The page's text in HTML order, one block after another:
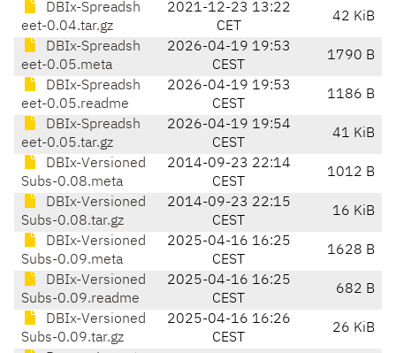
DBIx-Spreadsh
eet-0.04.tar.gz
2021-12-23 13:22
CET
42 KiB
DBIx-Spreadsh
eet-0.05.meta
2026-04-19 19:53
CEST
1790 B
DBIx-Spreadsh
eet-0.05.readme
2026-04-19 19:53
CEST
1186 B
DBIx-Spreadsh
eet-0.05.tar.gz
2026-04-19 19:54
CEST
41 KiB
DBIx-Versioned
Subs-0.08.meta
2014-09-23 22:14
CEST
1012 B
DBIx-Versioned
Subs-0.08.tar.gz
2014-09-23 22:15
CEST
16 KiB
DBIx-Versioned
Subs-0.09.meta
2025-04-16 16:25
CEST
1628 B
DBIx-Versioned
Subs-0.09.readme
2025-04-16 16:25
CEST
682 B
DBIx-Versioned
Subs-0.09.tar.gz
2025-04-16 16:26
CEST
26 KiB